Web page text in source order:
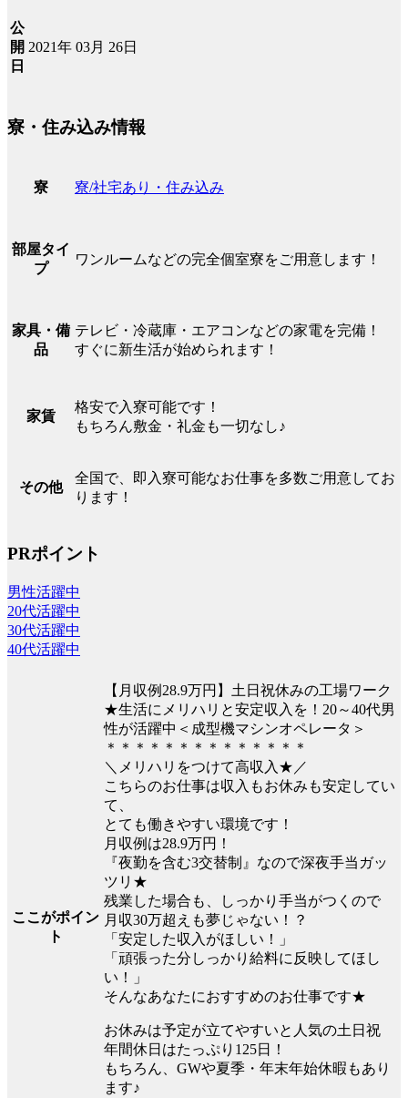
公
開
日
2021年 03月 26日
寮・住み込み情報
寮 寮/社宅あり・住み込み
部屋タイ
プ
ワンルームなどの完全個室寮をご用意します！
家具・備
品
テレビ・冷蔵庫・エアコンなどの家電を完備！
すぐに新生活が始められます！
家賃
格安で入寮可能です！
もちろん敷金・礼金も一切なし♪
その他
全国で、即入寮可能なお仕事を多数ご用意してお
ります！
PRポイント
男性活躍中
20代活躍中
30代活躍中
40代活躍中
ここがポイン
ト
【月収例28.9万円】土日祝休みの工場ワーク
★生活にメリハリと安定収入を！20～40代男
性が活躍中＜成型機マシンオペレータ＞
＊＊＊＊＊＊＊＊＊＊＊＊＊＊
＼メリハリをつけて高収入★／
こちらのお仕事は収入もお休みも安定してい
て、
とても働きやすい環境です！
月収例は28.9万円！
『夜勤を含む3交替制』なので深夜手当ガッ
ツリ★
残業した場合も、しっかり手当がつくので
月収30万超えも夢じゃない！？
「安定した収入がほしい！」
「頑張った分しっかり給料に反映してほし
い！」
そんなあなたにおすすめのお仕事です★
お休みは予定が立てやすいと人気の土日祝
年間休日はたっぷり125日！
もちろん、GWや夏季・年末年始休暇もあり
ます♪